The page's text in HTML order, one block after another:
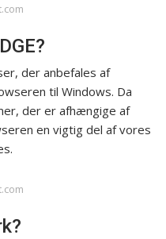
der anbefales af
til Windows. Da
der er afhængige af
en vigtig del af vores